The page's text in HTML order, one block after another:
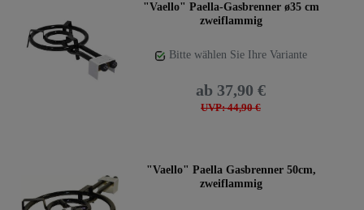
"Vaello" Paella-Gasbrenner ø35 cm
zweiflammig
Bitte wählen Sie Ihre Variante
UVP: 44,90 €
ab 37,90 €
"Vaello" Paella Gasbrenner 50cm,
zweiflammig